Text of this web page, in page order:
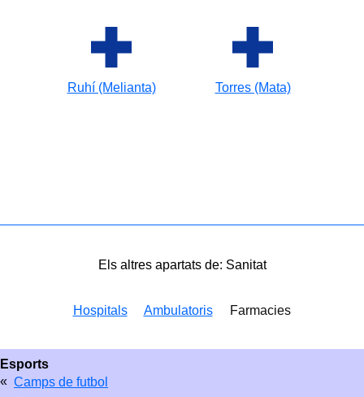
Ruhí (Melianta) Torres (Mata)
Els altres apartats de: Sanitat
Hospitals Ambulatoris Farmacies
Esports
« Camps de futbol